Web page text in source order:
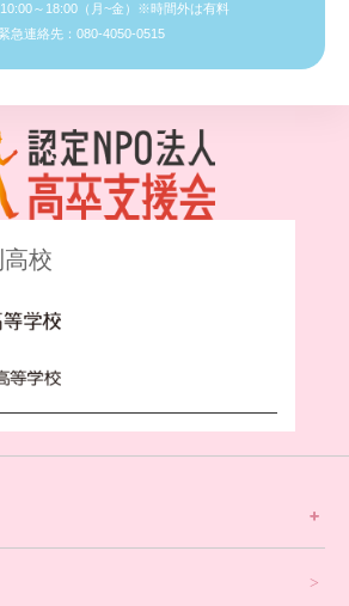
～18:00（月~金）※時間外は有料
急連絡先：080-4050-0515
校